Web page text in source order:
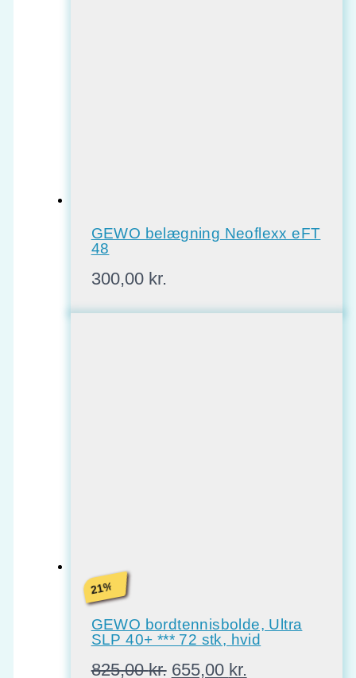
GEWO belægning Neoflexx eFT
48
300,00 kr.
21%
GEWO bordtennisbolde, Ultra
SLP 40+ *** 72 stk, hvid
825,00kr. Den
655,00 kr.